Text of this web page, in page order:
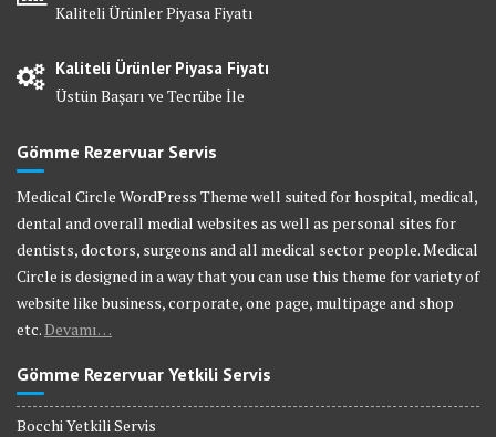
Kaliteli Ürünler Piyasa Fiyatı
Kaliteli Ürünler Piyasa Fiyatı
Üstün Başarı ve Tecrübe İle
Gömme Rezervuar Servis
Medical Circle WordPress Theme well suited for hospital, medical,
dental and overall medial websites as well as personal sites for
dentists, doctors, surgeons and all medical sector people. Medical
Circle is designed in a way that you can use this theme for variety of
website like business, corporate, one page, multipage and shop
etc. Devamı…
Gömme Rezervuar Yetkili Servis
Bocchi Yetkili Servis